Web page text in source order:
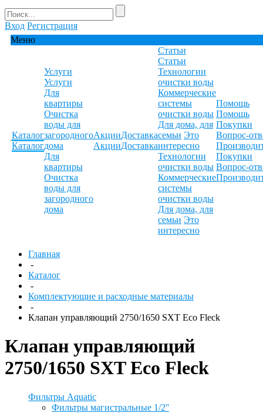
Вход Регистрация
Меню
Каталог
Каталог
Услуги
Услуги
Для
квартиры
Очистка
воды для
загородного
дома
Для
квартиры
Очистка
воды для
загородного
дома
Акции
Акции
Доставка
Доставка
Статьи
Статьи
Технологии
очистки воды
Коммерческие
системы
очистки воды
Для дома, для
семьи Это
интересно
Технологии
очистки воды
Коммерческие
системы
очистки воды
Для дома, для
семьи Это
интересно
Помощь
Помощь
Покупки
Вопрос-
Покупки
Вопрос-
Главная
-
Каталог
-
Комплектующие и расходные материалы
-
Клапан управляющий 2750/1650 SXT Eco Fleck
Клапан управляющий
2750/1650 SXT Eco Fleck
Фильтры Aquatic
Фильтры магистральные 1/2''